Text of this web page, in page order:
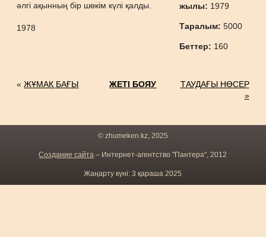
әлгі ақынның бір шөкім күлі қалды.
1978
жылы: 1979
Таралым:5000
Беттер: 160
«ЖҰМАҚ БАҒЫ ЖЕТІ БОЯУ
ТАУДАҒЫ НӨСЕР
»
© zhumeken.kz, 2025
Создание сайта – Интернет-агентство "Пантера", 2012
Жаңарту күні: 3 қараша 2025